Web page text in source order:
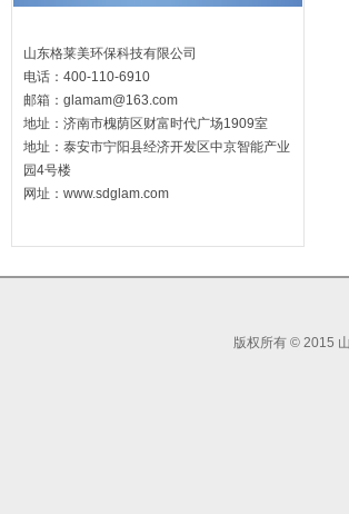
山东格莱美环保科技有限公司
电话：400-110-6910
邮箱： glamam@163.com
地址：济南市槐荫区财富时代广场1909室
地址：泰安市宁阳县经济开发区中京智能产业
园4号楼
网址： www.sdglam.com
版权所有 © 2015